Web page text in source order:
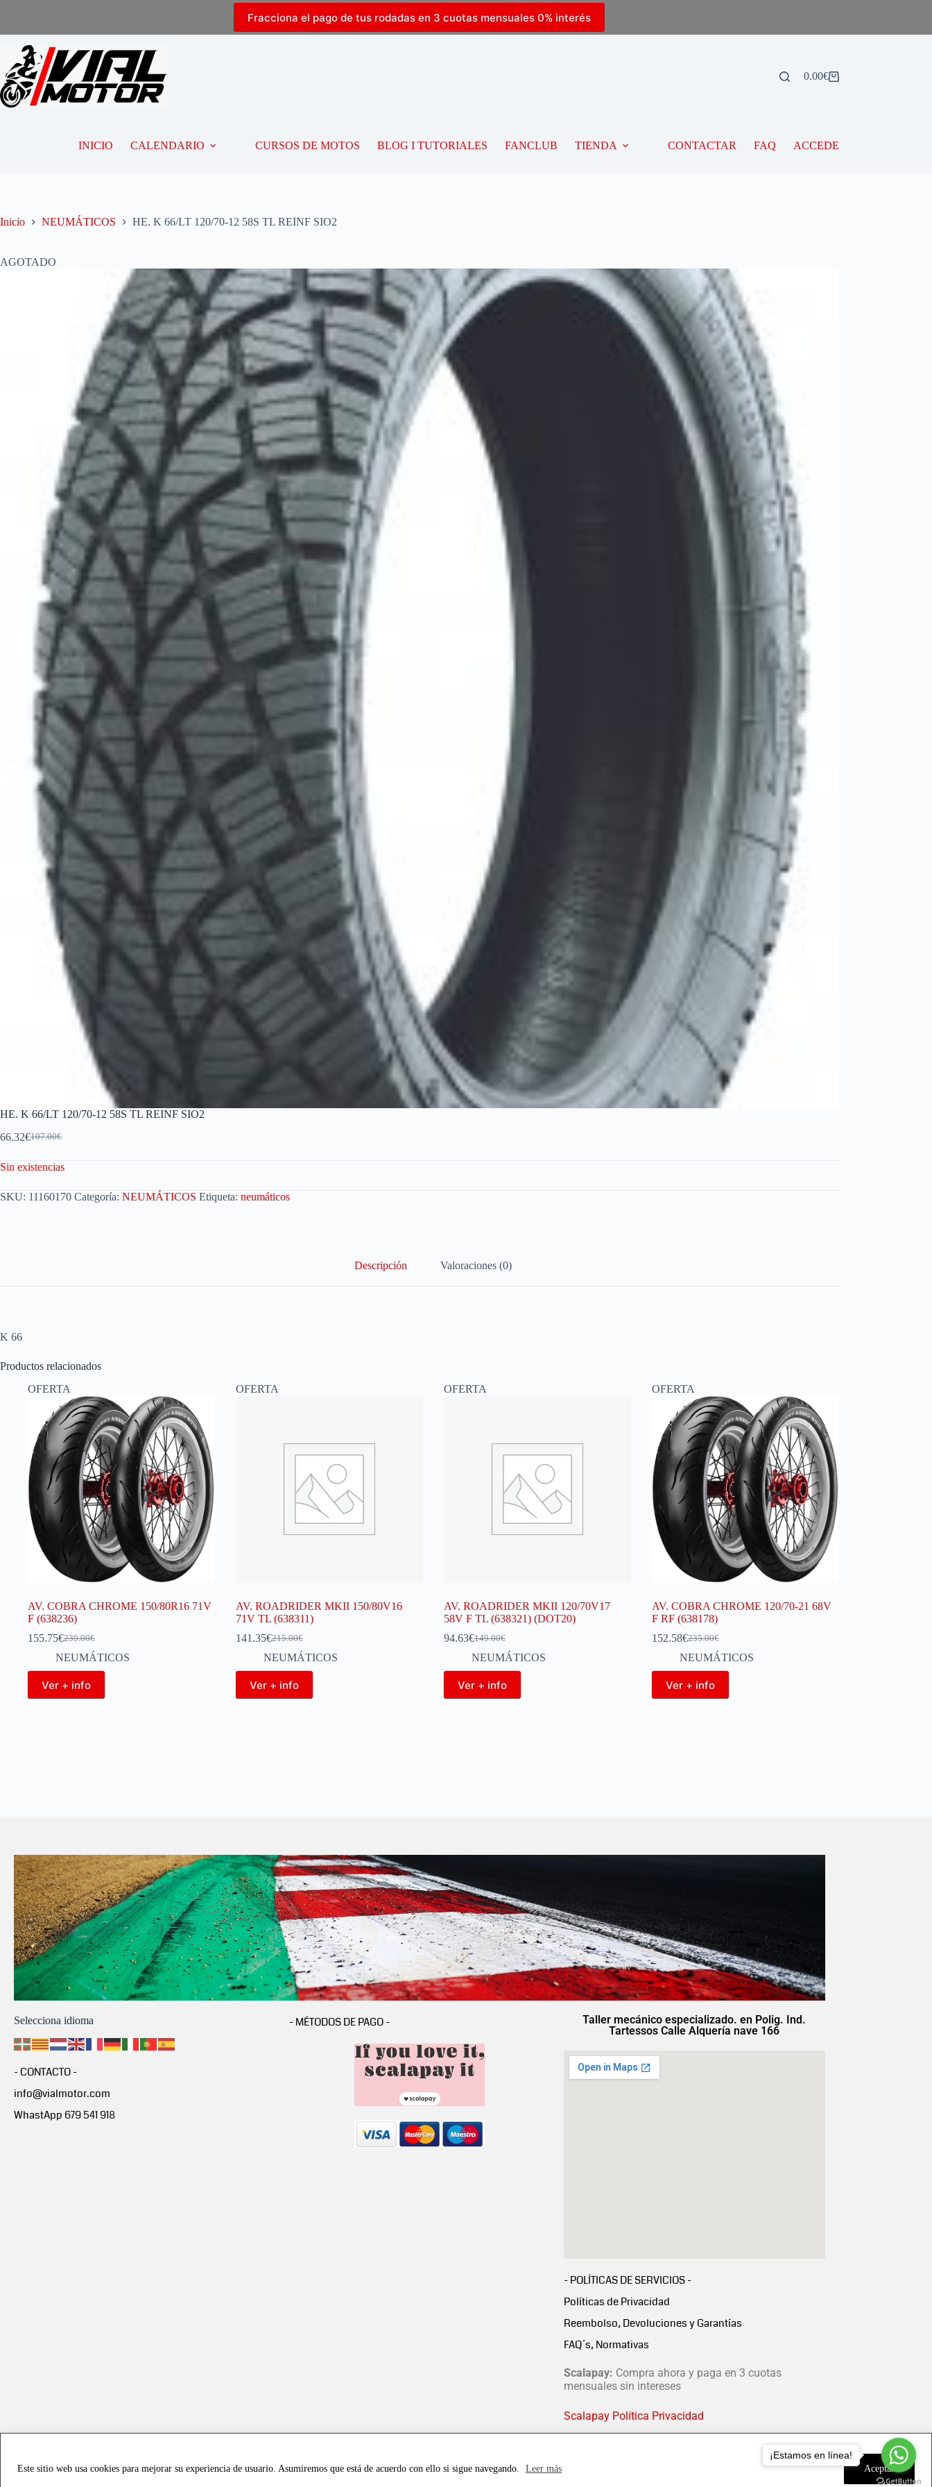
Este sitio web usa cookies para mejorar su experiencia de usuario. Asumiremos que está de acuerdo con ello si sigue navegando. Leer más Aceptar
Fracciona el pago de tus rodadas en 3 cuotas mensuales 0% interés
0.00€
INICIO CALENDARIO CURSOS DE MOTOS BLOG I TUTORIALES FANCLUB TIENDA CONTACTAR FAQ ACCEDE
Inicio NEUMÁTICOS HE. K 66/LT 120/70-12 58S TL REINF SIO2
AGOTADO
HE. K 66/LT 120/70-12 58S TL REINF SIO2
107.00€
66.32€
Sin existencias
SKU: 11160170 Categoría: NEUMÁTICOS Etiqueta: neumáticos
Descripción Valoraciones (0)
K 66
Productos relacionados
OFERTA
AV. COBRA CHROME 150/80R16 71V
F (638236)
239.00€
155.75€
NEUMÁTICOS
Ver + info
OFERTA
AV. ROADRIDER MKII 150/80V16
71V TL (638311)
215.00€
141.35€
NEUMÁTICOS
Ver + info
OFERTA
AV. ROADRIDER MKII 120/70V17
58V F TL (638321) (DOT20)
149.00€
94.63€
NEUMÁTICOS
Ver + info
OFERTA
AV. COBRA CHROME 120/70-21 68V
F RF (638178)
235.00€
152.58€
NEUMÁTICOS
Ver + info
Selecciona idioma
- CONTACTO -
info@vialmotor.com
WhastApp 679 541 918
- MÉTODOS DE PAGO -
Taller mecánico especializado. en Polig. Ind.
Tartessos Calle Alquería nave 166
- POLÍTICAS DE SERVICIOS -
Políticas de Privacidad
Reembolso, Devoluciones y Garantías
FAQ´s, Normativas
Scalapay: Compra ahora y paga en 3 cuotas
mensuales sin intereses
Scalapay Política Privacidad
¡Estamos en línea!